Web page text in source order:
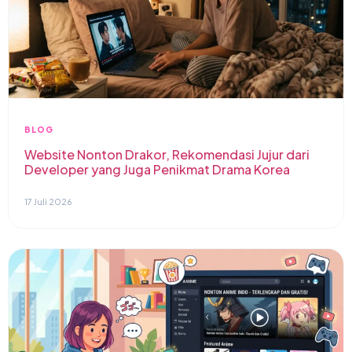
BLOG
Website Nonton Drakor, Rekomendasi Jujur dari
Developer yang Juga Penikmat Drama Korea
17 Juli 2026